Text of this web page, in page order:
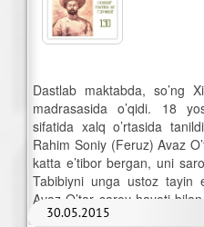
30.05.2015
Dastlab maktabda, so’ng
madrasasida o’qidi. 18
sifatida xalq o’rtasida
Rahim Soniy (Feruz) Avaz
katta e’tibor bergan, uni
Tabibiyni unga ustoz tayin
Avaz O’tar saroy hayoti
uni tark etadi.